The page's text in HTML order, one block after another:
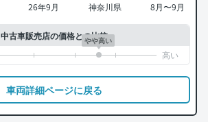
26年9月 神奈川県 8月〜9月
中古車販売店の価格との比較
やや高い
車両詳細ページに戻る